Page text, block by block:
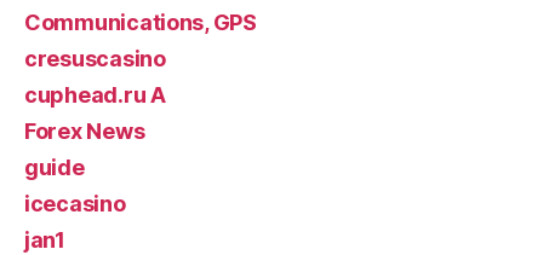
Communications, GPS
cresuscasino
cuphead.ru A
Forex News
guide
icecasino
jan1